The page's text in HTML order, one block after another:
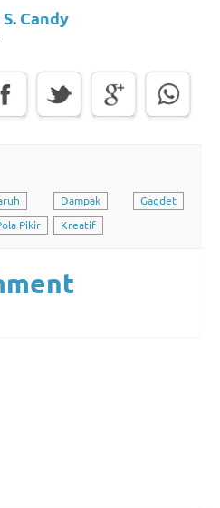
Candy
Dampak
Gagdet
Pikir Kreatif